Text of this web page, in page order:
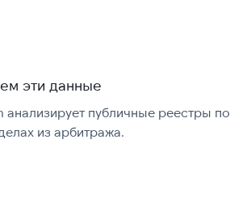
эти данные
анализирует публичные реестры по
из арбитража.